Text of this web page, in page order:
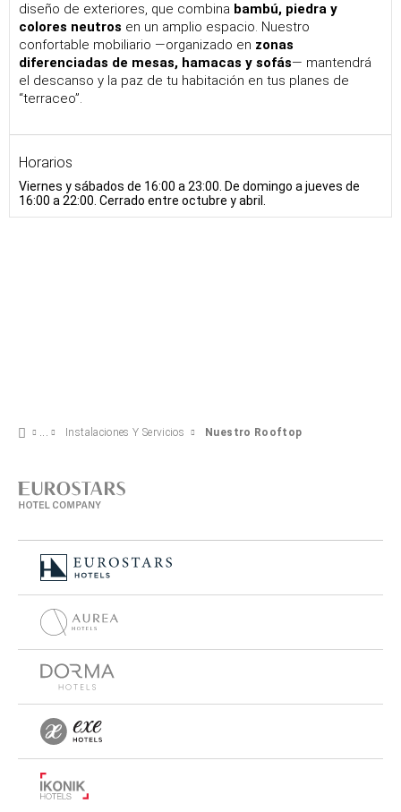
diseño de exteriores, que combina bambú, piedra y
colores neutros en un amplio espacio. Nuestro
confortable mobiliario ―organizado en zonas
diferenciadas de mesas, hamacas y sofás― mantendrá
el descanso y la paz de tu habitación en tus planes de
“terraceo”.
Horarios
Viernes y sábados de 16:00 a 23:00. De domingo a jueves de
16:00 a 22:00. Cerrado entre octubre y abril.
Instalaciones Y Servicios Nuestro Rooftop